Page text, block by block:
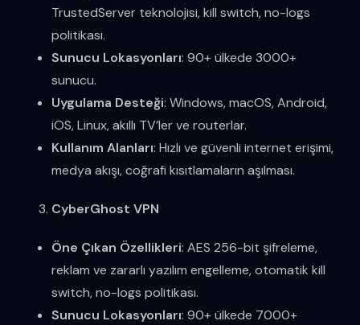
TrustedServer teknolojisi, kill switch, no-logs
politikası.
Sunucu Lokasyonları: 90+ ülkede 3000+
sunucu.
Uygulama Desteği: Windows, macOS, Android,
iOS, Linux, akıllı TV’ler ve routerlar.
Kullanım Alanları: Hızlı ve güvenli internet erişimi,
medya akışı, coğrafi kısıtlamaların aşılması.
CyberGhost VPN
Öne Çıkan Özellikleri: AES 256-bit şifreleme,
reklam ve zararlı yazılım engelleme, otomatik kill
switch, no-logs politikası.
Sunucu Lokasyonları: 90+ ülkede 7000+